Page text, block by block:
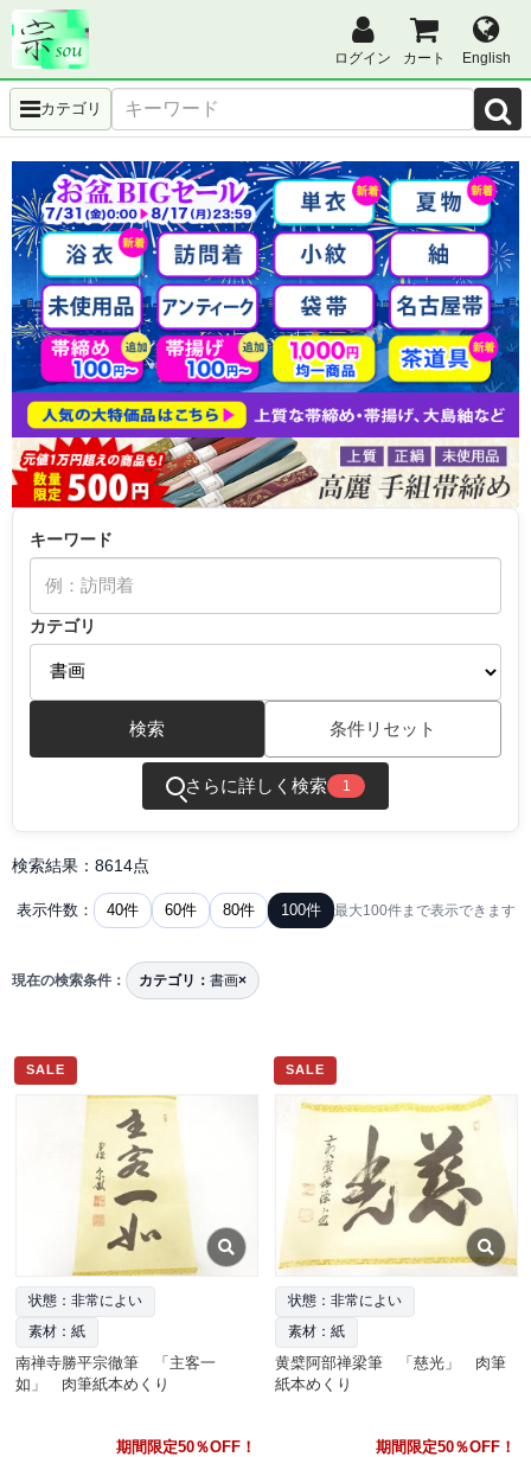
ログイン カート English
カテゴリ
キーワード
カテゴリ
検索 条件リセット
さらに詳しく検索 1
検索結果：8614点
表示件数： 40件 60件 80件 100件 最大100件まで表示できます
現在の検索条件： カテゴリ： 書画×
SALE
状態：非常によい
素材：紙
南禅寺勝平宗徹筆 「主客一
如」 肉筆紙本めくり
期間限定50％OFF！
SALE
状態：非常によい
素材：紙
黄檗阿部禅梁筆 「慈光」 肉筆
紙本めくり
期間限定50％OFF！